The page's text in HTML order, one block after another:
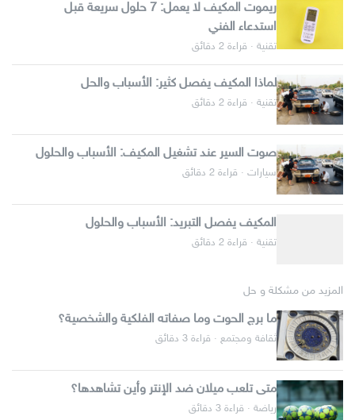
ريموت المكيف لا يعمل: 7 حلول سريعة قبل
استدعاء الفني
تقنية · قراءة 2 دقائق
لماذا المكيف يفصل كثير: الأسباب والحل
تقنية · قراءة 2 دقائق
صوت السير عند تشغيل المكيف: الأسباب والحلول
سيارات · قراءة 2 دقائق
المكيف يفصل التبريد: الأسباب والحلول
تقنية · قراءة 2 دقائق
المزيد من مشكلة و حل
ما برج الحوت وما صفاته الفلكية والشخصية؟
ثقافة ومجتمع · قراءة 3 دقائق
متى تلعب ميلان ضد الإنتر وأين تشاهدها؟
رياضة · قراءة 3 دقائق